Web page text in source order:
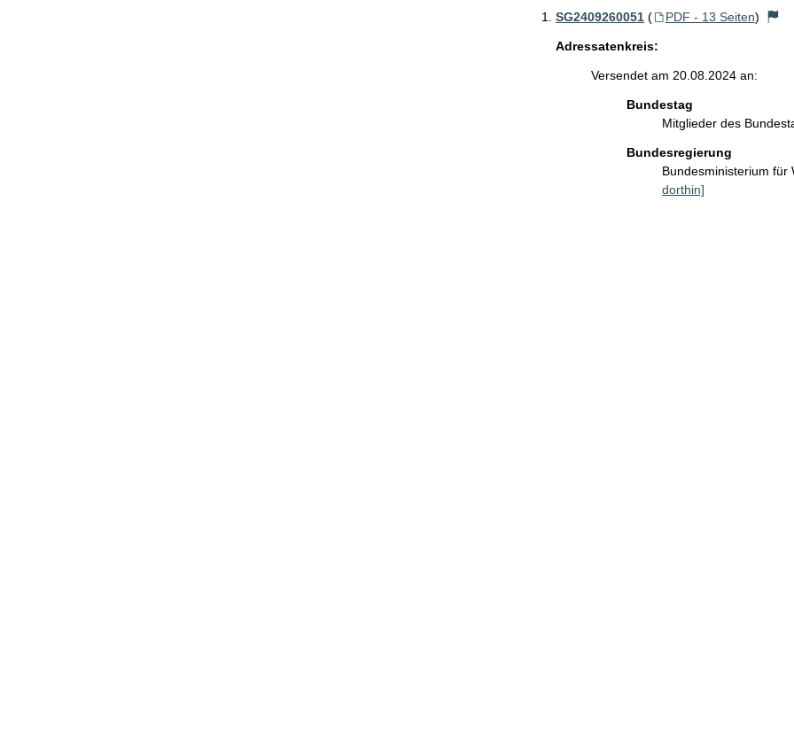
SG2409260051 ( PDF - 13 Seiten)
Adressatenkreis:
Versendet am 20.08.2024 an:
Bundestag
Mitglieder des
Bundesregierung
Bundesministerium für
dorthin]